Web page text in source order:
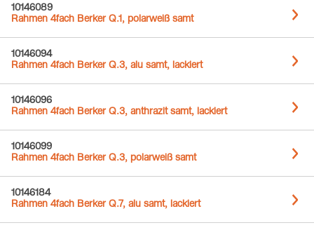
10146089
Rahmen 4fach Berker Q.1, polarweiß samt
10146094
Rahmen 4fach Berker Q.3, alu samt, lackiert
10146096
Rahmen 4fach Berker Q.3, anthrazit samt, lackiert
10146099
Rahmen 4fach Berker Q.3, polarweiß samt
10146184
Rahmen 4fach Berker Q.7, alu samt, lackiert